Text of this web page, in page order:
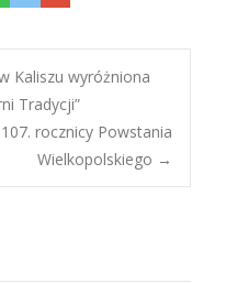
Kaliszu wyróżniona
Tradycji”
rocznicy Powstania
Wielkopolskiego →